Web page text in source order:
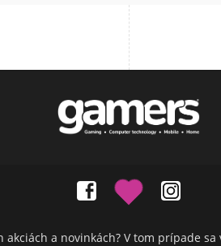
akciách a novinkách? V tom prípade